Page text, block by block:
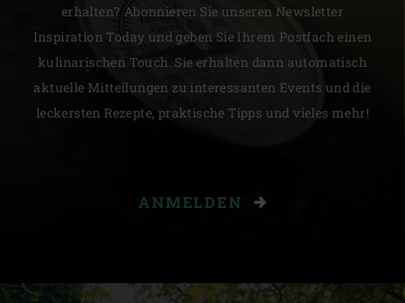
erhalten? Abonnieren Sie unseren Newsletter
Inspiration Today und geben Sie Ihrem Postfach einen
kulinarischen Touch. Sie erhalten dann automatisch
aktuelle Mitteilungen zu interessanten Events und die
leckersten Rezepte, praktische Tipps und vieles mehr!
ANMELDEN